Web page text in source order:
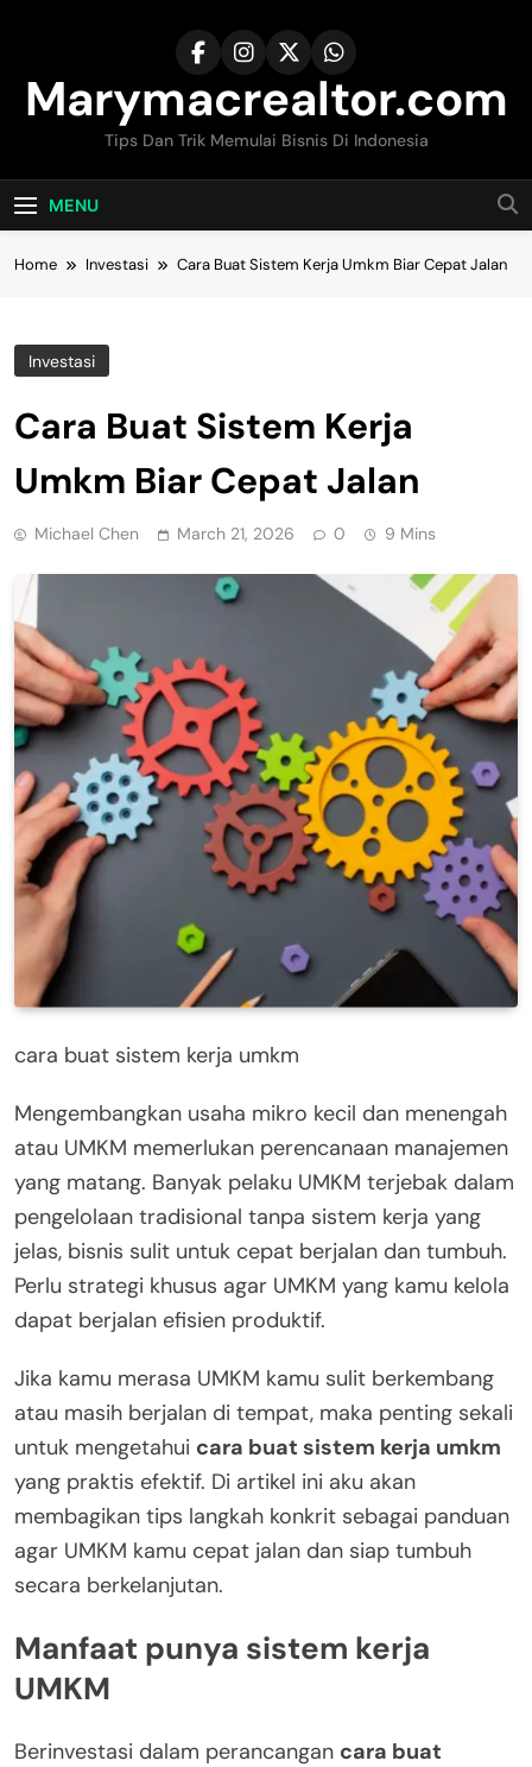
Marymacrealtor.com
Tips Dan Trik Memulai Bisnis Di Indonesia
MENU
Home Investasi Cara Buat Sistem Kerja Umkm Biar Cepat Jalan
Investasi
Cara Buat Sistem Kerja
Umkm Biar Cepat Jalan
Michael Chen March 21, 2026 0 9 Mins
cara buat sistem kerja umkm
Mengembangkan usaha mikro kecil dan menengah
atau UMKM memerlukan perencanaan manajemen
yang matang. Banyak pelaku UMKM terjebak dalam
pengelolaan tradisional tanpa sistem kerja yang
jelas, bisnis sulit untuk cepat berjalan dan tumbuh.
Perlu strategi khusus agar UMKM yang kamu kelola
dapat berjalan efisien produktif.
Jika kamu merasa UMKM kamu sulit berkembang
atau masih berjalan di tempat, maka penting sekali
untuk mengetahui cara buat sistem kerja umkm
yang praktis efektif. Di artikel ini aku akan
membagikan tips langkah konkrit sebagai panduan
agar UMKM kamu cepat jalan dan siap tumbuh
secara berkelanjutan.
Manfaat punya sistem kerja
UMKM
Berinvestasi dalam perancangan cara buat